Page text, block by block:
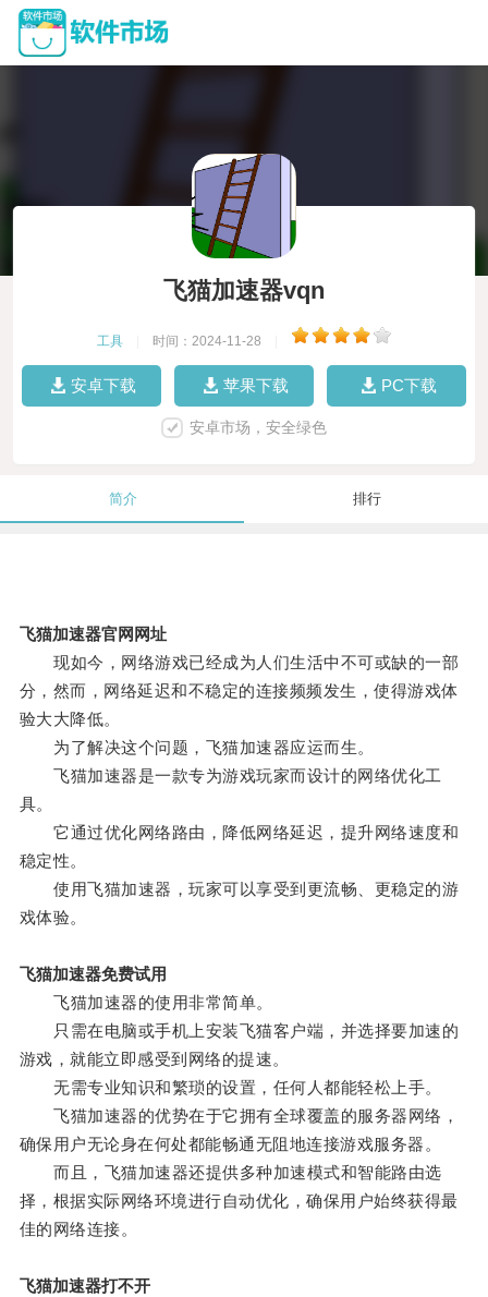
飞猫加速器vqn
工具 时间：2024-11-28
安卓下载 苹果下载 PC下载
安卓市场，安全绿色
简介 排行
飞猫加速器官网网址
现如今，网络游戏已经成为人们生活中不可或缺的一部
分，然而，网络延迟和不稳定的连接频频发生，使得游戏体
验大大降低。
为了解决这个问题，飞猫加速器应运而生。
飞猫加速器是一款专为游戏玩家而设计的网络优化工
具。
它通过优化网络路由，降低网络延迟，提升网络速度和
稳定性。
使用飞猫加速器，玩家可以享受到更流畅、更稳定的游
戏体验。
飞猫加速器免费试用
飞猫加速器的使用非常简单。
只需在电脑或手机上安装飞猫客户端，并选择要加速的
游戏，就能立即感受到网络的提速。
无需专业知识和繁琐的设置，任何人都能轻松上手。
飞猫加速器的优势在于它拥有全球覆盖的服务器网络，
确保用户无论身在何处都能畅通无阻地连接游戏服务器。
而且，飞猫加速器还提供多种加速模式和智能路由选
择，根据实际网络环境进行自动优化，确保用户始终获得最
佳的网络连接。
飞猫加速器打不开